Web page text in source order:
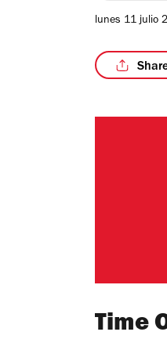
lunes 11 julio
Time